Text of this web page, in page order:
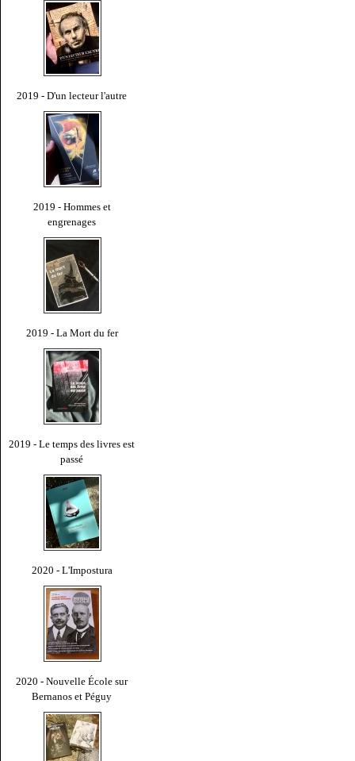
2019 - D'un lecteur l'autre
2019 - Hommes et
engrenages
2019 - La Mort du fer
2019 - Le temps des livres est
passé
2020 - L'Impostura
2020 - Nouvelle École sur
Bernanos et Péguy